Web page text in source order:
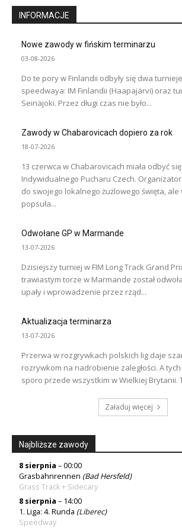
INFORMACJE
Nowe zawody w fińskim terminarzu
03-08-2026
Do te pory w Finlandii odbyły się dwa
speedwaya: IM Finlandii (Haapajärvi) oraz
Seinäjoki. Przez długi czas nie było...
Zawody w Chabarovicach dopiero za rok
18-07-2026
13 czerwca w Chabarovicach miała odbyć
Indywidualnego Pucharu Czech.
do swojego lokalnego żużlowego święta,
popsuła...
Odwołane GP w Marmande
13-07-2026
Dzisiejszy turniej w FIM Long Track Grand
trawiastym torze w Marmande został
upały i wprowadzenie przez rząd...
Aktualizacja terminarza
13-07-2026
Przerwa w rozgrywkach polskich lig daje
rozrywkom na nadrobienie zaległości. A tych
sporo przede wszystkim w Wielkiej Brytanii.
Załaduj więcej
Najbliższe zawody
8 sierpnia – 00:00
Grasbahnrennen (Bad Hersfeld)
Grass Track + Sidecary
8 sierpnia – 14:00
1. Liga: 4. Runda (Liberec)
Speedway